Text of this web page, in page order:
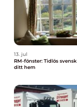
13. jul
RM-fönster: Tidlös
ditt hem